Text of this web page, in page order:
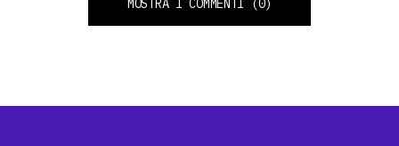
MOSTRA I COMMENTI (0)